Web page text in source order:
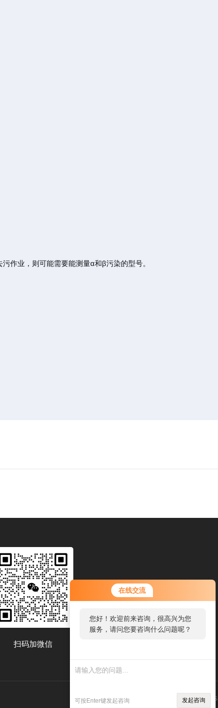
在线交流
您好！欢迎前来咨询，很高兴为您
服务，请问您要咨询什么问题呢？
可按Enter键发起咨询 发起咨询
作业，则可能需要能测量α和β污染的型号。
扫码加微信
技术支持： 管理登录